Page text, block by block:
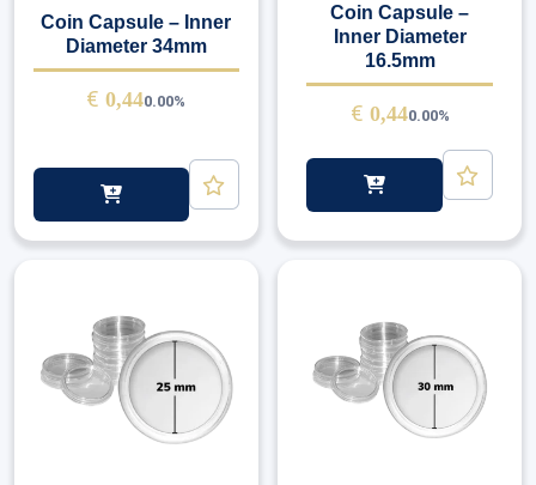
Coin Capsule – Inner
Diameter 34mm
€ 0,440.00%
Coin Capsule –
Inner Diameter
16.5mm
€ 0,440.00%